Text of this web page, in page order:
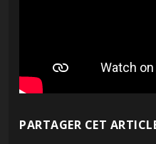
PARTAGER CET